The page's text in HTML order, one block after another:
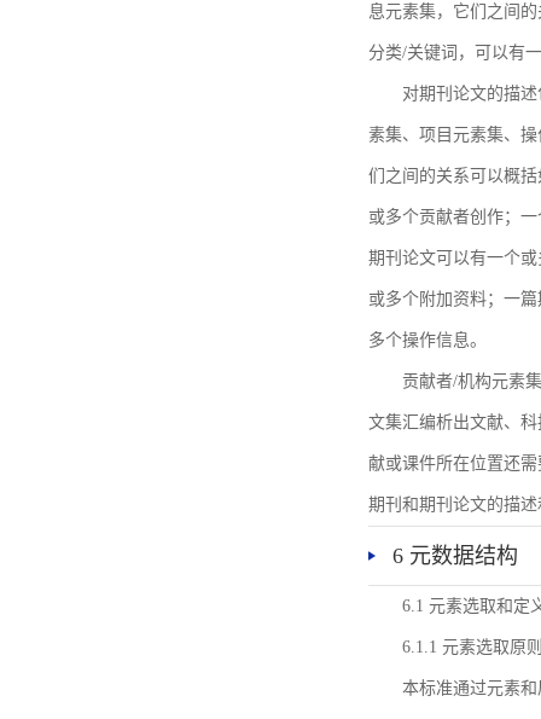
息元素集，它们之间
分类/关键词，可以有
对期刊论文的描
素集、项目元素集、
们之间的关系可以概
或多个贡献者创作；
期刊论文可以有一个
或多个附加资料；一
多个操作信息。
贡献者/机构元素
文集汇编析出文献、
献或课件所在位置还
期刊和期刊论文的描
6 元数据结构
6.1 元素选取和定
6.1.1 元素选取原
本标准通过元素